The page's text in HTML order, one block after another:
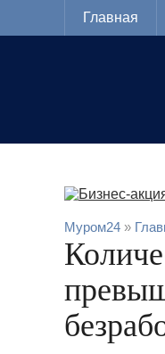
Главная
Муром24 »